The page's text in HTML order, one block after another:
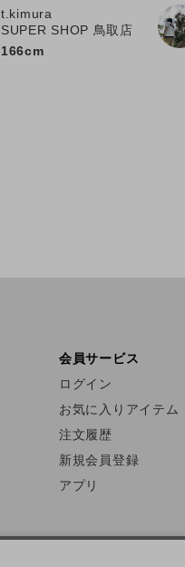
t.kimura
SUPER SHOP 鳥取店
166cm
会員サービス
ログイン
お気に入りアイテム
注文履歴
新規会員登録
アプリ